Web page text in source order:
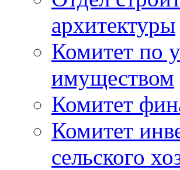
архитектуры
Комитет по
имуществом
Комитет
Комитет
сельского